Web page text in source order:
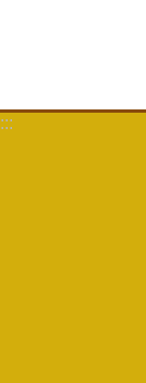
:::